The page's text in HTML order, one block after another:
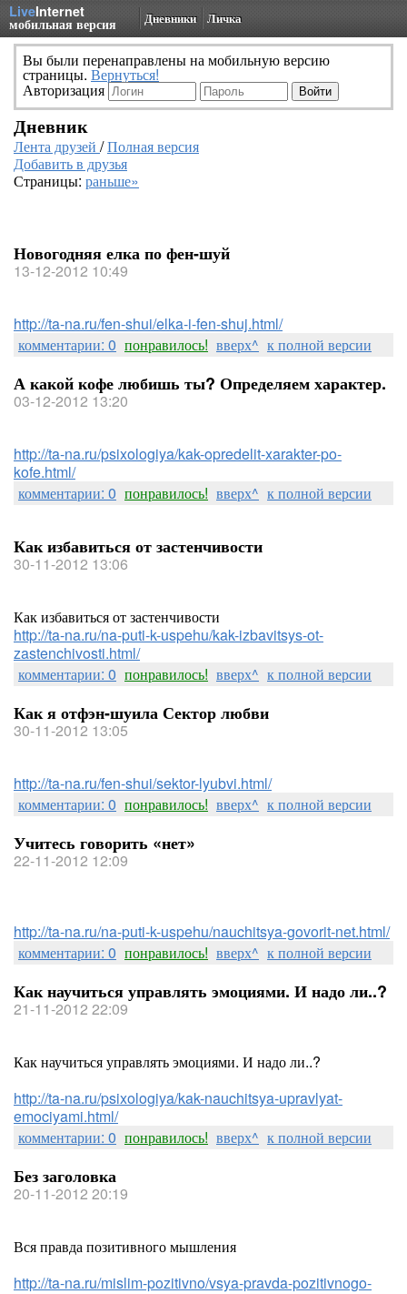
LiveInternet
мобильная версия Дневники Личка
Вы были перенаправлены на мобильную версию
страницы. Вернуться!
Авторизация
Дневник
Лента друзей /Полная версия
Добавить в друзья
Страницы: раньше»
Новогодняя елка по фен-шуй
13-12-2012 10:49
http://ta-na.ru/fen-shui/elka-i-fen-shuj.html/
комментарии: 0 понравилось! вверх^ к полной версии
А какой кофе любишь ты? Определяем характер.
03-12-2012 13:20
http://ta-na.ru/psixologiya/kak-opredelit-xarakter-po-
kofe.html/
комментарии: 0 понравилось! вверх^ к полной версии
Как избавиться от застенчивости
30-11-2012 13:06
Как избавиться от застенчивости
http://ta-na.ru/na-puti-k-uspehu/kak-izbavitsys-ot-
zastenchivosti.html/
комментарии: 0 понравилось! вверх^ к полной версии
Как я отфэн-шуила Сектор любви
30-11-2012 13:05
http://ta-na.ru/fen-shui/sektor-lyubvi.html/
комментарии: 0 понравилось! вверх^ к полной версии
Учитесь говорить «нет»
22-11-2012 12:09
http://ta-na.ru/na-puti-k-uspehu/nauchitsya-govorit-net.html/
комментарии: 0 понравилось! вверх^ к полной версии
Как научиться управлять эмоциями. И надо ли..?
21-11-2012 22:09
Как научиться управлять эмоциями. И надо ли..?
http://ta-na.ru/psixologiya/kak-nauchitsya-upravlyat-
emociyami.html/
комментарии: 0 понравилось! вверх^ к полной версии
Без заголовка
20-11-2012 20:19
Вся правда позитивного мышления
http://ta-na.ru/mislim-pozitivno/vsya-pravda-pozitivnogo-